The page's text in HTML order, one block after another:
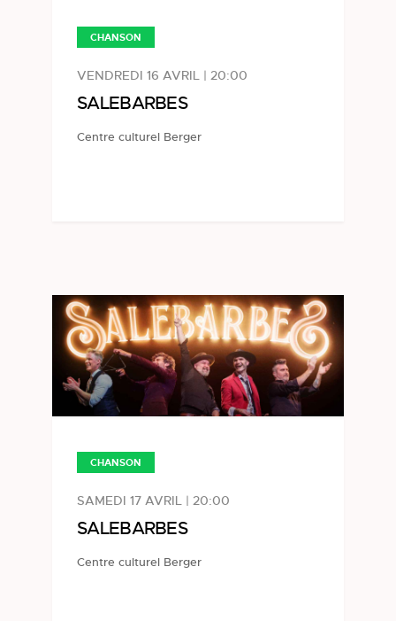
CHANSON
VENDREDI 16 AVRIL | 20:00
SALEBARBES
Centre culturel Berger
CHANSON
SAMEDI 17 AVRIL | 20:00
SALEBARBES
Centre culturel Berger